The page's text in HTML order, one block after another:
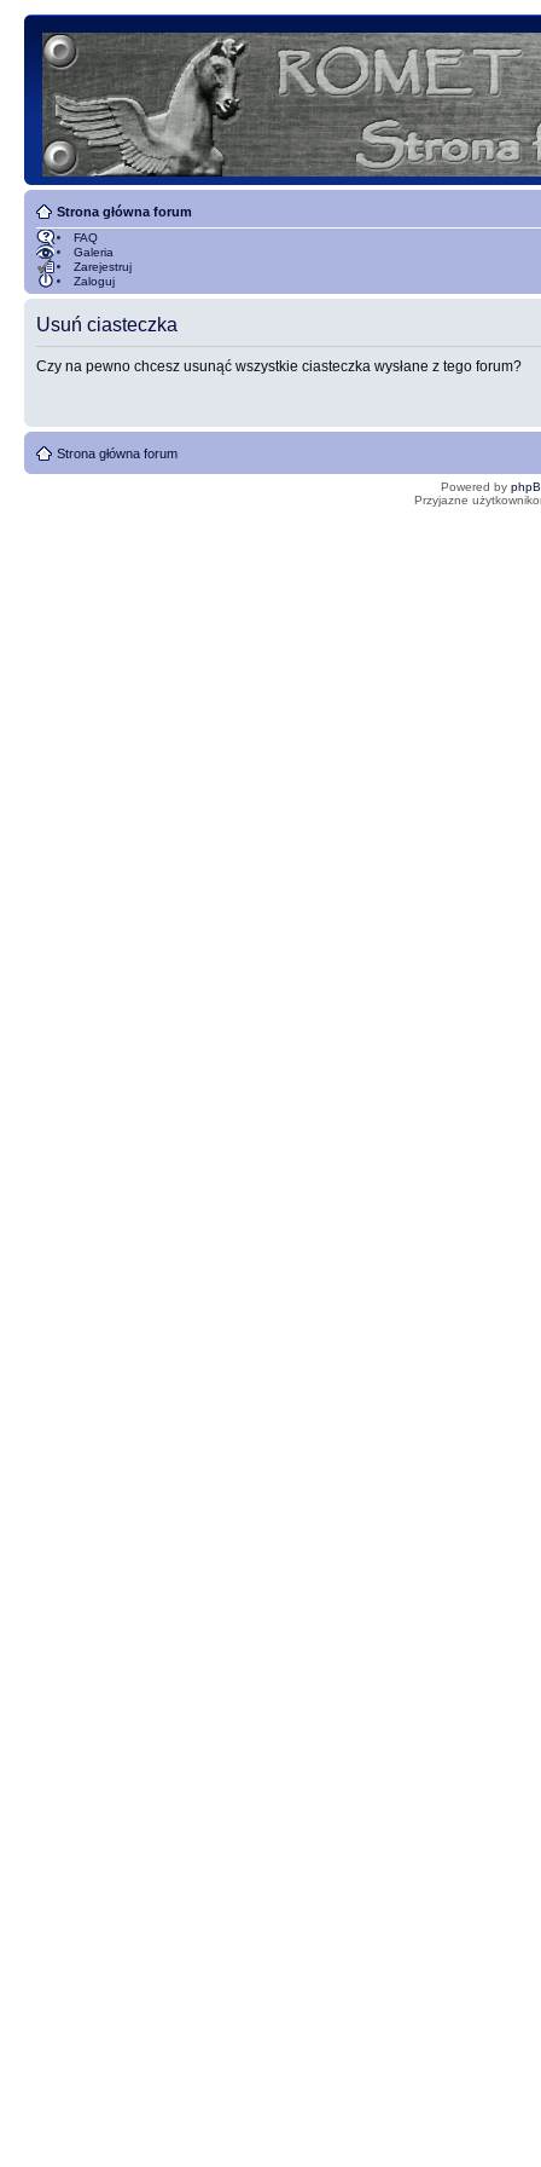
Strona główna forum
FAQ
Galeria
Zarejestruj
Zaloguj
Usuń ciasteczka
Czy na pewno chcesz usunąć wszystkie ciasteczka wysłane z tego forum?
Strona główna forum
Powered by
Przyjazne